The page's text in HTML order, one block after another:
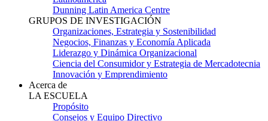
Dunning Latin America Centre
GRUPOS DE INVESTIGACIÓN
Organizaciones, Estrategia y Sostenibilidad
Negocios, Finanzas y Economía Aplicada
Liderazgo y Dinámica Organizacional
Ciencia del Consumidor y Estrategia de Mercadotecnia
Innovación y Emprendimiento
Acerca de
LA ESCUELA
Propósito
Consejos y Equipo Directivo